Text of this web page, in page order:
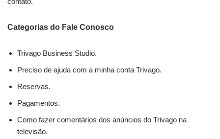
Categorias do Fale Conosco
Trivago Business Studio.
Preciso de ajuda com a minha conta Trivago.
Reservas.
Pagamentos.
Como fazer comentários dos anúncios do Trivago na
televisão.